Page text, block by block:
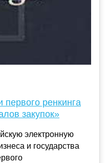
первого ренкинга
закупок»
электронную
и государства